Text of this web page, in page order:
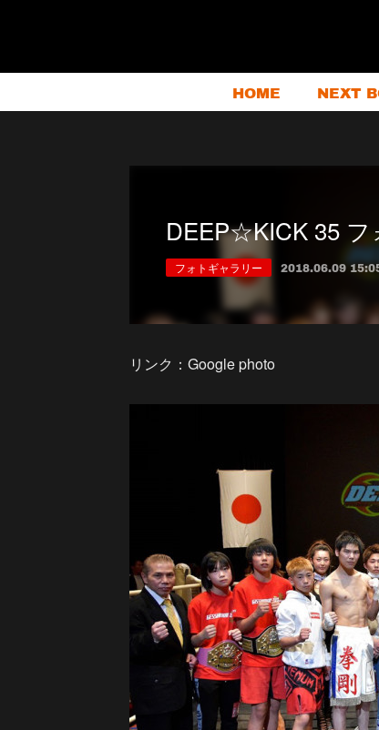
HOME NEXT
DEEP☆KICK 35
フォトギャラリー 2018.06.09
リンク：Google photo